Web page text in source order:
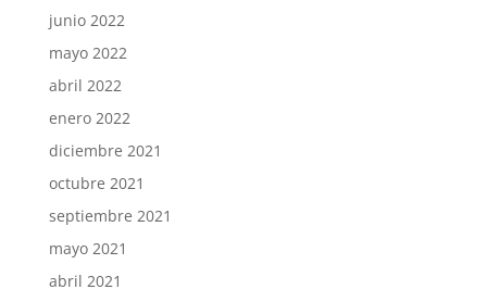
junio 2022
mayo 2022
abril 2022
enero 2022
diciembre 2021
octubre 2021
septiembre 2021
mayo 2021
abril 2021